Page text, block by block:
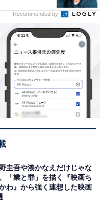
た公園が併設されてお
す。地元の特産品が並
食を一度に楽しめる魅
カーを動かせる広い
」（30代男性／長野
いっきり体を動かし
」（20代女性／山形
Recommended by
圭吾や湊かなえだけじゃな
「業と罪」を描く『映画ち
わ』から強く連想した映画